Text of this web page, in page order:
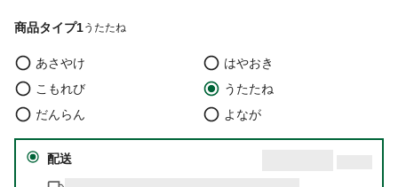
商品タイプ1うたたね
あさやけ
はやおき
こもれび
うたたね
だんらん
よなが
配送